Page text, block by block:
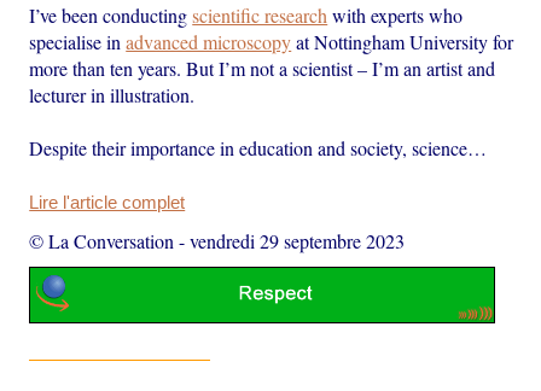
I’ve been conductingscientific research with experts who
specialise inadvanced microscopyat Nottingham University for
more than ten years. But I’m not a scientist – I’m an artist and
lecturer in illustration.
Despite their importance in education and society, science…
Lire l'article complet
© La Conversation -vendredi 29 septembre 2023